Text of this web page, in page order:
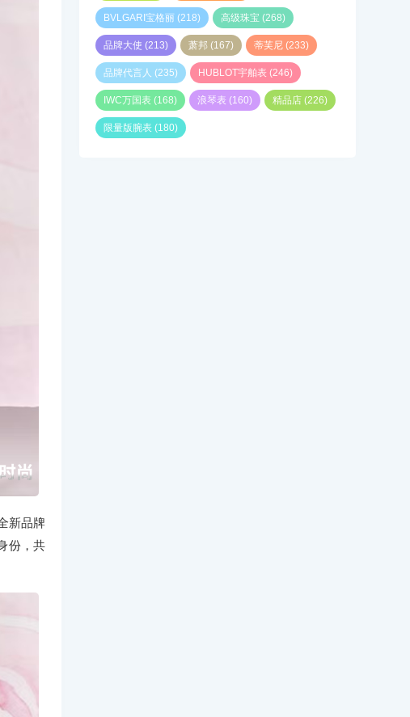
新品牌
份，共
BVLGARI宝格丽 (218) 高级珠宝 (268)
品牌大使 (213) 萧邦 (167) 蒂芙尼 (233)
品牌代言人 (235) HUBLOT宇舶表 (246)
IWC万国表 (168) 浪琴表 (160) 精品店 (226)
限量版腕表 (180)